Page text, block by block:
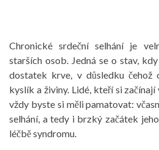
Chronické srdeční selhání je
starších osob. Jedná se o stav,
dostatek krve, v důsledku čehož
kyslík a živiny. Lidé, kteří si
vždy byste si měli pamatovat:
selhání, a tedy i brzký začátek
léčbě syndromu.